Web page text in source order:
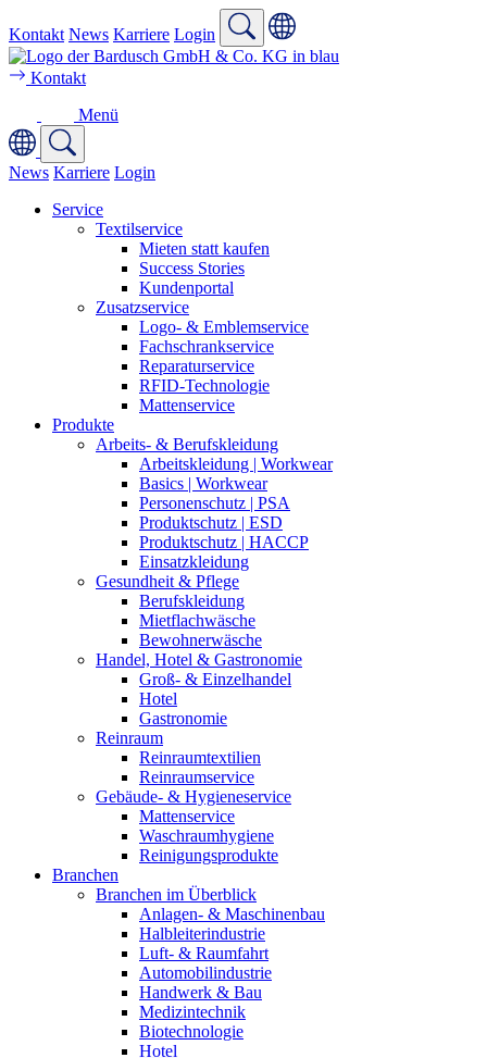
Kontakt News Karriere Login
Kontakt
Menü
News Karriere Login
Service
Textilservice
Mieten statt kaufen
Success Stories
Kundenportal
Zusatzservice
Logo- & Emblemservice
Fachschrankservice
Reparaturservice
RFID-Technologie
Mattenservice
Produkte
Arbeits- & Berufskleidung
Arbeitskleidung | Workwear
Basics | Workwear
Personenschutz | PSA
Produktschutz | ESD
Produktschutz | HACCP
Einsatzkleidung
Gesundheit & Pflege
Berufskleidung
Mietflachwäsche
Bewohnerwäsche
Handel, Hotel & Gastronomie
Groß- & Einzelhandel
Hotel
Gastronomie
Reinraum
Reinraumtextilien
Reinraumservice
Gebäude- & Hygieneservice
Mattenservice
Waschraumhygiene
Reinigungsprodukte
Branchen
Branchen im Überblick
Anlagen- & Maschinenbau
Halbleiterindustrie
Luft- & Raumfahrt
Automobilindustrie
Handwerk & Bau
Medizintechnik
Biotechnologie
Hotel